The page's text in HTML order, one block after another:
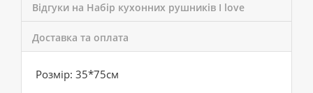
Відгуки на Набір кухонних рушників I love
Доставка та оплата
Розмір: 35*75см